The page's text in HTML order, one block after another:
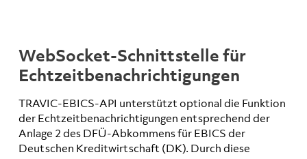
WebSocket-Schnittstelle für
Echtzeitbenachrichtigungen
TRAVIC-EBICS-API unterstützt optional die Funktion
der Echtzeitbenachrichtigungen entsprechend der
Anlage 2 des DFÜ-Abkommens für EBICS der
Deutschen Kreditwirtschaft (DK). Durch diese